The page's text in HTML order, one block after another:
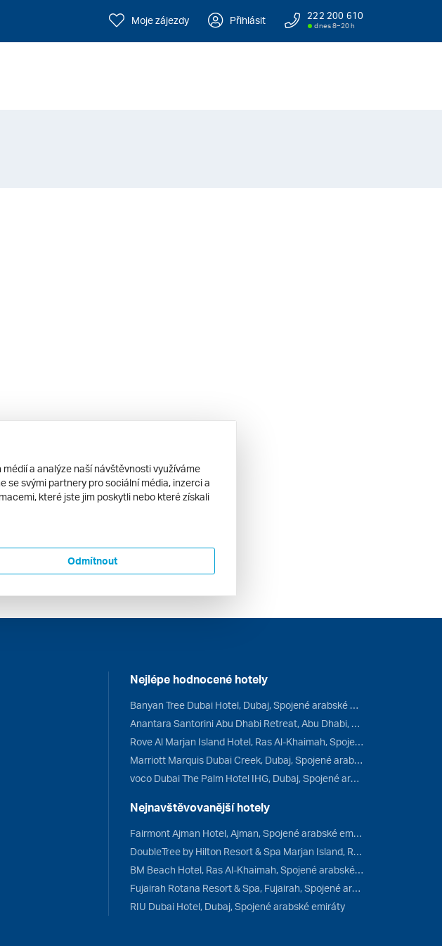
Moje zájezdy Přihlásit 222 200 610
dnes 8–20 h
Nejlépe hodnocené hotely
Banyan Tree Dubai Hotel, Dubaj, Spojené arabské emiráty
Anantara Santorini Abu Dhabi Retreat, Abu Dhabi, Spojené arabské emiráty
Rove Al Marjan Island Hotel, Ras Al-Khaimah, Spojené arabské emiráty
Marriott Marquis Dubai Creek, Dubaj, Spojené arabské emiráty
voco Dubai The Palm Hotel IHG, Dubaj, Spojené arabské emiráty
Nejnavštěvovanější hotely
Fairmont Ajman Hotel, Ajman, Spojené arabské emiráty
DoubleTree by Hilton Resort & Spa Marjan Island, Ras Al-Khaimah, Spojené arabské emiráty
BM Beach Hotel, Ras Al-Khaimah, Spojené arabské emiráty
Fujairah Rotana Resort & Spa, Fujairah, Spojené arabské emiráty
RIU Dubai Hotel, Dubaj, Spojené arabské emiráty
a analýze naší návštěvnosti využíváme
se svými partnery pro sociální média, inzerci a
které jste jim poskytli nebo které získali
Odmítnout